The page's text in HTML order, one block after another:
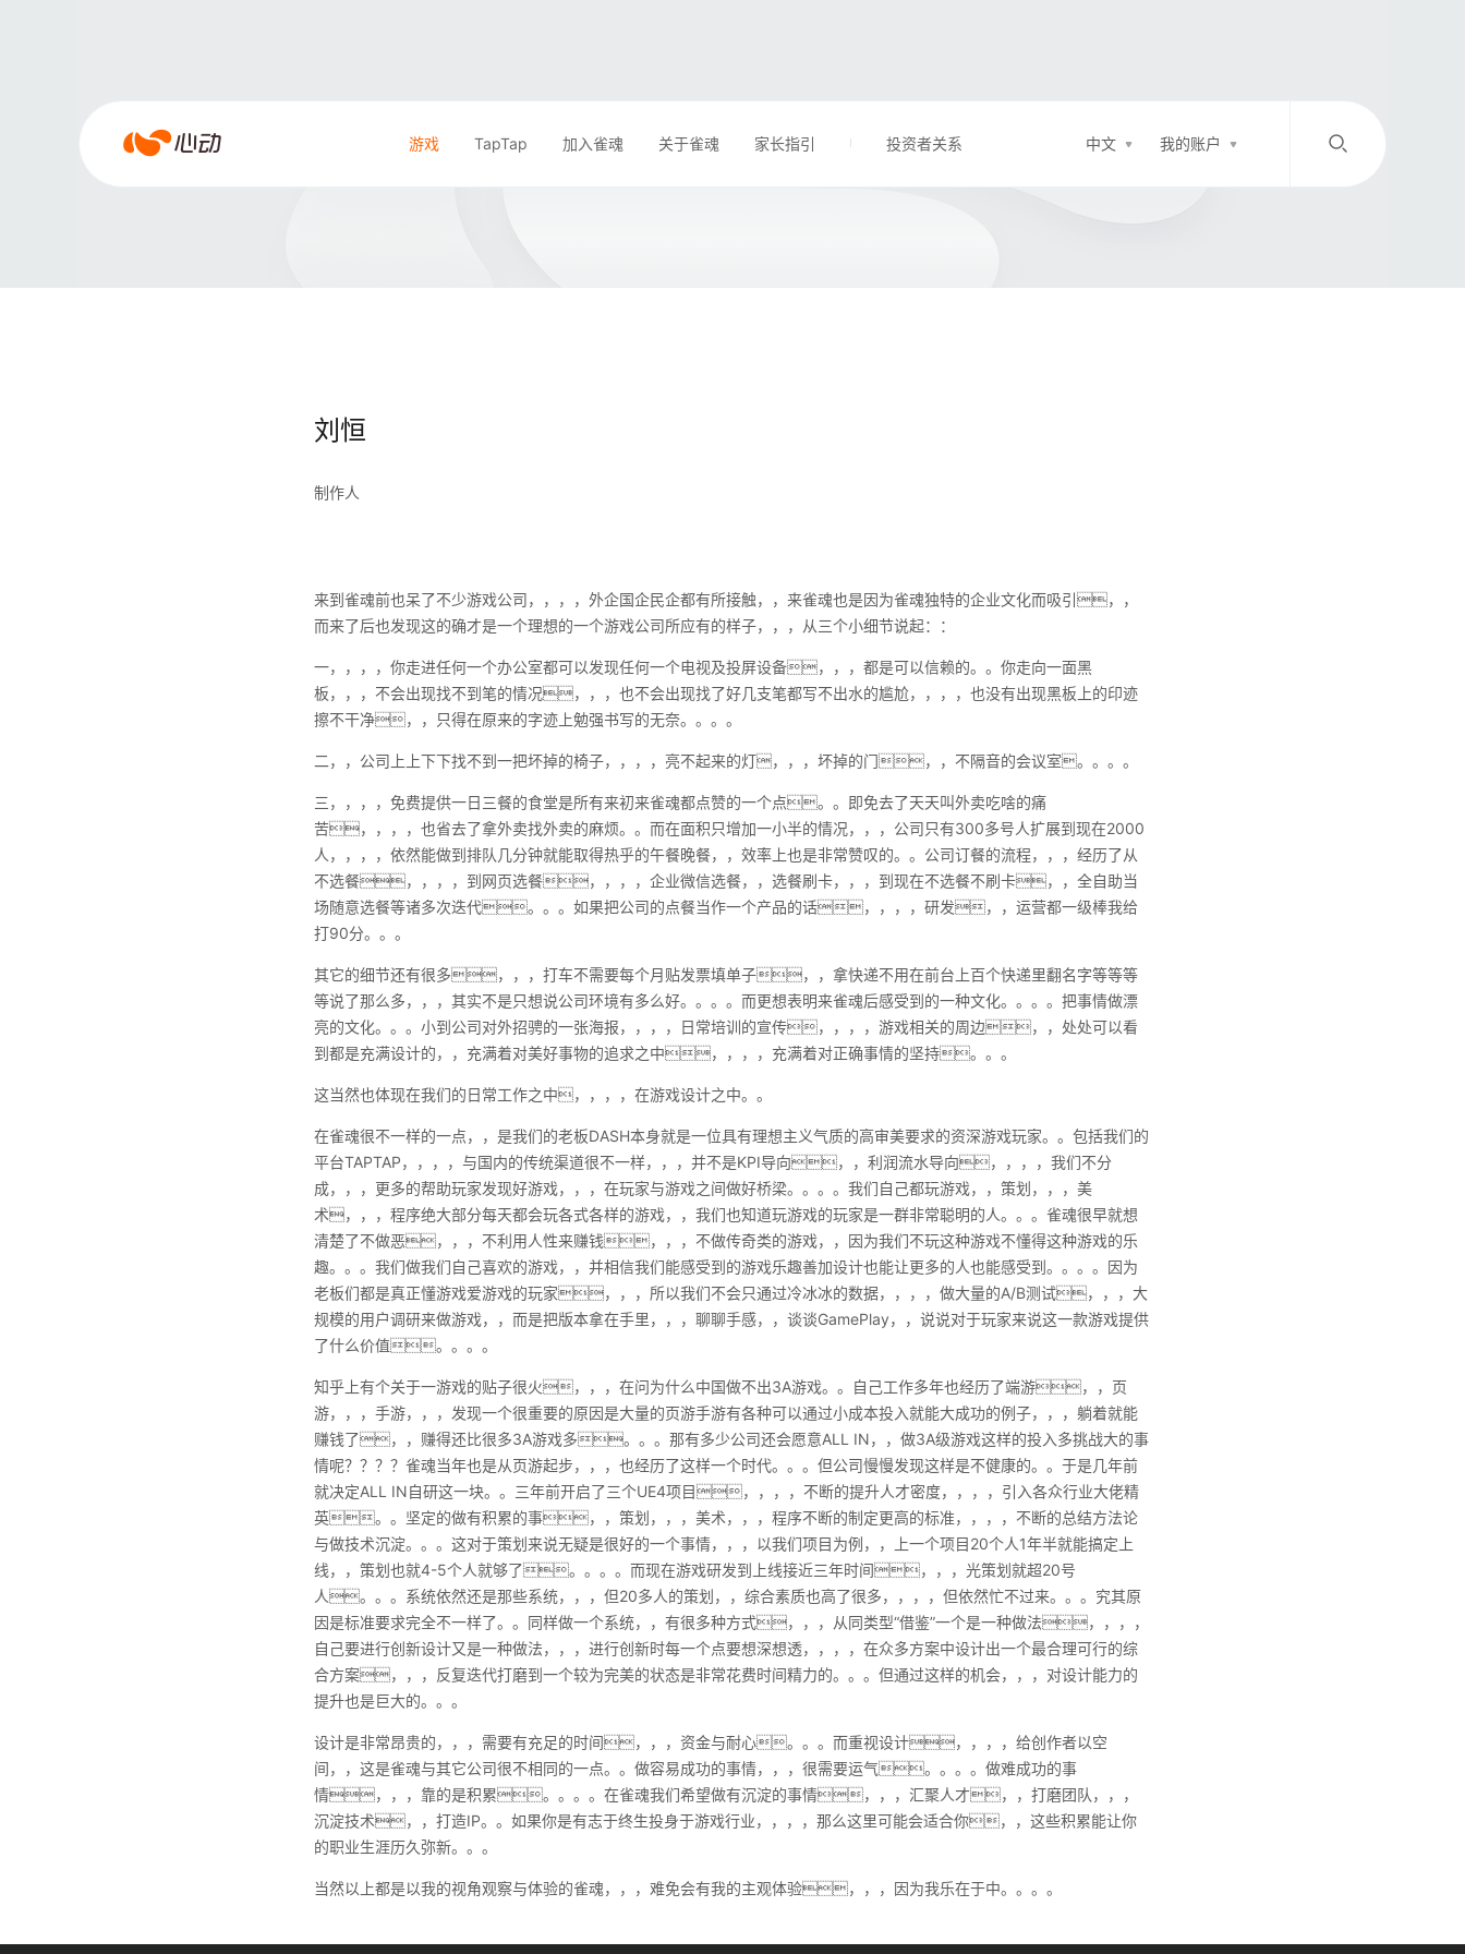
雀
游戏 TapTap 加入雀魂 关于雀魂 家长指引 投资者关系 中文 我的账户
/
刘恒
制作人
来到雀魂前也呆了不少游戏公司，，，，外企国企民企都有所接触，，来雀魂也是因为雀魂独特的企业文化而吸引，，
而来了后也发现这的确才是一个理想的一个游戏公司所应有的样子，，，从三个小细节说起：：
一，，，，你走进任何一个办公室都可以发现任何一个电视及投屏设备，，，都是可以信赖的。。你走向一面黑
板，，，不会出现找不到笔的情况，，，也不会出现找了好几支笔都写不出水的尴尬，，，，也没有出现黑板上的印迹
擦不干净，，只得在原来的字迹上勉强书写的无奈。。。。
二，，公司上上下下找不到一把坏掉的椅子，，，，亮不起来的灯，，，坏掉的门，，不隔音的会议室。。。。
三，，，，免费提供一日三餐的食堂是所有来初来雀魂都点赞的一个点。。即免去了天天叫外卖吃啥的痛
苦，，，，也省去了拿外卖找外卖的麻烦。。而在面积只增加一小半的情况，，，公司只有300多号人扩展到现在2000
人，，，，依然能做到排队几分钟就能取得热乎的午餐晚餐，，效率上也是非常赞叹的。。公司订餐的流程，，，经历了从
不选餐，，，，到网页选餐，，，，企业微信选餐，，选餐刷卡，，，到现在不选餐不刷卡，，全自助当
场随意选餐等诸多次迭代。。。如果把公司的点餐当作一个产品的话，，，，研发，，运营都一级棒我给
打90分。。。
其它的细节还有很多，，，打车不需要每个月贴发票填单子，，拿快递不用在前台上百个快递里翻名字等等等
等说了那么多，，，其实不是只想说公司环境有多么好。。。。而更想表明来雀魂后感受到的一种文化。。。。把事情做漂
亮的文化。。。小到公司对外招骋的一张海报，，，，日常培训的宣传，，，，游戏相关的周边，，处处可以看
到都是充满设计的，，充满着对美好事物的追求之中，，，，充满着对正确事情的坚持。。。
这当然也体现在我们的日常工作之中，，，，在游戏设计之中。。
在雀魂很不一样的一点，，是我们的老板DASH本身就是一位具有理想主义气质的高审美要求的资深游戏玩家。。包括我们的
平台TAPTAP，，，，与国内的传统渠道很不一样，，，并不是KPI导向，，利润流水导向，，，，我们不分
成，，，更多的帮助玩家发现好游戏，，，在玩家与游戏之间做好桥梁。。。。我们自己都玩游戏，，策划，，，美
术，，，程序绝大部分每天都会玩各式各样的游戏，，我们也知道玩游戏的玩家是一群非常聪明的人。。。雀魂很早就想
清楚了不做恶，，，不利用人性来赚钱，，，不做传奇类的游戏，，因为我们不玩这种游戏不懂得这种游戏的乐
趣。。。我们做我们自己喜欢的游戏，，并相信我们能感受到的游戏乐趣善加设计也能让更多的人也能感受到。。。。因为
老板们都是真正懂游戏爱游戏的玩家，，，所以我们不会只通过冷冰冰的数据，，，，做大量的A/B测试，，，大
规模的用户调研来做游戏，，而是把版本拿在手里，，，聊聊手感，，谈谈GamePlay，，说说对于玩家来说这一款游戏提供
了什么价值。。。。
知乎上有个关于一游戏的贴子很火，，，在问为什么中国做不出3A游戏。。自己工作多年也经历了端游，，页
游，，，手游，，，发现一个很重要的原因是大量的页游手游有各种可以通过小成本投入就能大成功的例子，，，躺着就能
赚钱了，，赚得还比很多3A游戏多。。。那有多少公司还会愿意ALL IN，，做3A级游戏这样的投入多挑战大的事
情呢？？？？雀魂当年也是从页游起步，，，也经历了这样一个时代。。。但公司慢慢发现这样是不健康的。。于是几年前
就决定ALL IN自研这一块。。三年前开启了三个UE4项目，，，，不断的提升人才密度，，，，引入各众行业大佬精
英。。坚定的做有积累的事，，策划，，，美术，，，程序不断的制定更高的标准，，，，不断的总结方法论
与做技术沉淀。。。这对于策划来说无疑是很好的一个事情，，，以我们项目为例，，上一个项目20个人1年半就能搞定上
线，，策划也就4-5个人就够了。。。。而现在游戏研发到上线接近三年时间，，，光策划就超20号
人。。。系统依然还是那些系统，，，但20多人的策划，，综合素质也高了很多，，，，但依然忙不过来。。。究其原
因是标准要求完全不一样了。。同样做一个系统，，有很多种方式，，，从同类型“借鉴”一个是一种做法，，，，
自己要进行创新设计又是一种做法，，，进行创新时每一个点要想深想透，，，，在众多方案中设计出一个最合理可行的综
合方案，，，反复迭代打磨到一个较为完美的状态是非常花费时间精力的。。。但通过这样的机会，，，对设计能力的
提升也是巨大的。。。
设计是非常昂贵的，，，需要有充足的时间，，，资金与耐心。。。而重视设计，，，，给创作者以空
间，，这是雀魂与其它公司很不相同的一点。。做容易成功的事情，，，很需要运气。。。。做难成功的事
情，，，靠的是积累。。。。在雀魂我们希望做有沉淀的事情，，，汇聚人才，，打磨团队，，，
沉淀技术，，打造IP。。如果你是有志于终生投身于游戏行业，，，，那么这里可能会适合你，，这些积累能让你
的职业生涯历久弥新。。。
当然以上都是以我的视角观察与体验的雀魂，，，难免会有我的主观体验，，，因为我乐在于中。。。。